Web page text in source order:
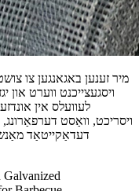
מיר זענען באגאנגען צו
ויסגעצייכנט ווערט און
לעוועלס אין
ויסריכט, וואַסט
דעדאַקייטאַד